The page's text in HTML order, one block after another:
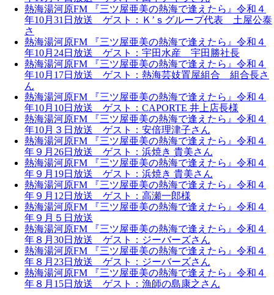
熱海湯河原FM 『三ツ屋亜美の熱海で逢えたら』令和４
年10月31日放送 ゲスト：Ｋ’ｓグループ代表 土屋公泰
さ
熱海湯河原FM 『三ツ屋亜美の熱海で逢えたら』令和４
年10月24日放送 ゲスト：宇田水産 宇田勝社長
熱海湯河原FM 『三ツ屋亜美の熱海で逢えたら』令和４
年10月17日放送 ゲスト：熱海芸妓置屋組合 組合長さ
ん
熱海湯河原FM 『三ツ屋亜美の熱海で逢えたら』令和４
年10月10日放送 ゲスト：CAPORTE 井上店長様
熱海湯河原FM 『三ツ屋亜美の熱海で逢えたら』令和４
年10月３日放送 ゲスト：安倍理津子さん
熱海湯河原FM 『三ツ屋亜美の熱海で逢えたら』令和４
年９月26日放送 ゲスト：浜焼き 貴美さん
熱海湯河原FM 『三ツ屋亜美の熱海で逢えたら』令和４
年９月19日放送 ゲスト：浜焼き 貴美さん
熱海湯河原FM 『三ツ屋亜美の熱海で逢えたら』令和４
年９月12日放送 ゲスト：高瀬一郎様
熱海湯河原FM 『三ツ屋亜美の熱海で逢えたら』令和４
年９月５日放送
熱海湯河原FM 『三ツ屋亜美の熱海で逢えたら』令和４
年８月30日放送 ゲスト：ジーバーズさん
熱海湯河原FM 『三ツ屋亜美の熱海で逢えたら』令和４
年８月23日放送 ゲスト：ジーバーズさん
熱海湯河原FM 『三ツ屋亜美の熱海で逢えたら』令和４
年８月15日放送 ゲスト：漁師の島康之さん